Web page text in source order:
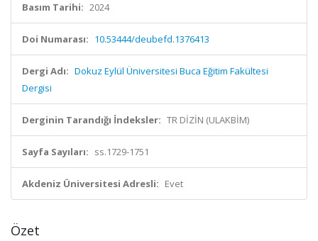
Basım Tarihi: 2024
Doi Numarası: 10.53444/deubefd.1376413
Dergi Adı: Dokuz Eylül Üniversitesi Buca Eğitim Fakültesi
Dergisi
Derginin Tarandığı İndeksler: TR DİZİN (ULAKBİM)
Sayfa Sayıları: ss.1729-1751
Akdeniz Üniversitesi Adresli: Evet
Özet